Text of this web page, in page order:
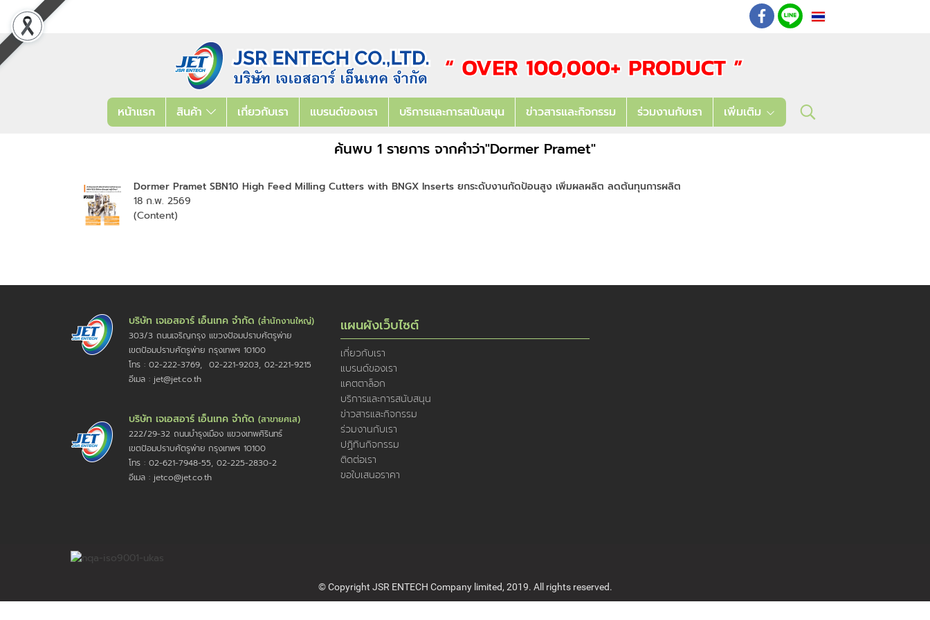
TH
หน้าแรก สินค้า เกี่ยวกับเรา แบรนด์ของเรา บริการและการสนับสนุน ข่าวสารและกิจกรรม ร่วมงานกับเรา เพิ่มเติม
ค้นพบ 1 รายการ จากคำว่า"Dormer Pramet"
Dormer Pramet SBN10 High Feed Milling Cutters with BNGX Inserts ยกระดับงานกัดป้อนสูง เพิ่มผลผลิต ลดต้นทุนการผลิต
18 ก.พ. 2569
(Content)
บริษัท เจเอสอาร์ เอ็นเทค จำกัด (สำนักงานใหญ่)
303/3 ถนนเจริญกรุง แขวงป้อมปราบศัตรูพ่าย
เขตป้อมปราบศัตรูพ่าย กรุงเทพฯ 10100
โทร : 02-222-3769, 02-221-9203, 02-221-9215
อีเมล : jet@jet.co.th
บริษัท เจเอสอาร์ เอ็นเทค จำกัด (สาขายศเส)
222/29-32 ถนนบำรุงเมือง แขวงเทพศิรินทร์
เขตป้อมปราบศัตรูพ่าย กรุงเทพฯ 10100
โทร : 02-621-7948-55, 02-225-2830-2
อีเมล : jetco@jet.co.th
แผนผังเว็บไซต์
เกี่ยวกับเรา
แบรนด์ของเรา
แคตตาล็อก
บริการและการสนับสนุน
ข่าวสารและกิจกรรม
ร่วมงานกับเรา
ปฏิทินกิจกรรม
ติดต่อเรา
ขอใบเสนอราคา
© Copyright JSR ENTECH Company limited, 2019. All rights reserved.